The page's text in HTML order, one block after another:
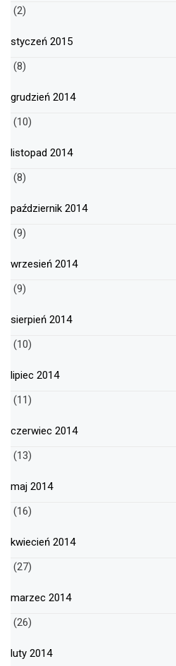
(2)
styczeń 2015
(8)
grudzień 2014
(10)
listopad 2014
(8)
październik 2014
(9)
wrzesień 2014
(9)
sierpień 2014
(10)
lipiec 2014
(11)
czerwiec 2014
(13)
maj 2014
(16)
kwiecień 2014
(27)
marzec 2014
(26)
luty 2014